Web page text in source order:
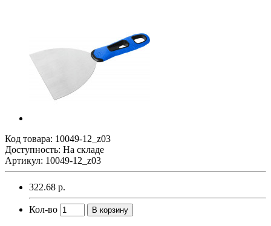
Код товара: 10049-12_z03
Доступность: На складе
Артикул: 10049-12_z03
322.68 р.
Кол-во В корзину